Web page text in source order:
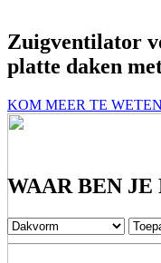
Zuigventilator
platte daken
KOM MEER TE WETEN
WAAR BEN